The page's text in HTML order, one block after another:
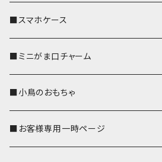
■スマホケース
■ミニがま口チャーム
■小鳥のおもちゃ
■お客様専用一時ページ